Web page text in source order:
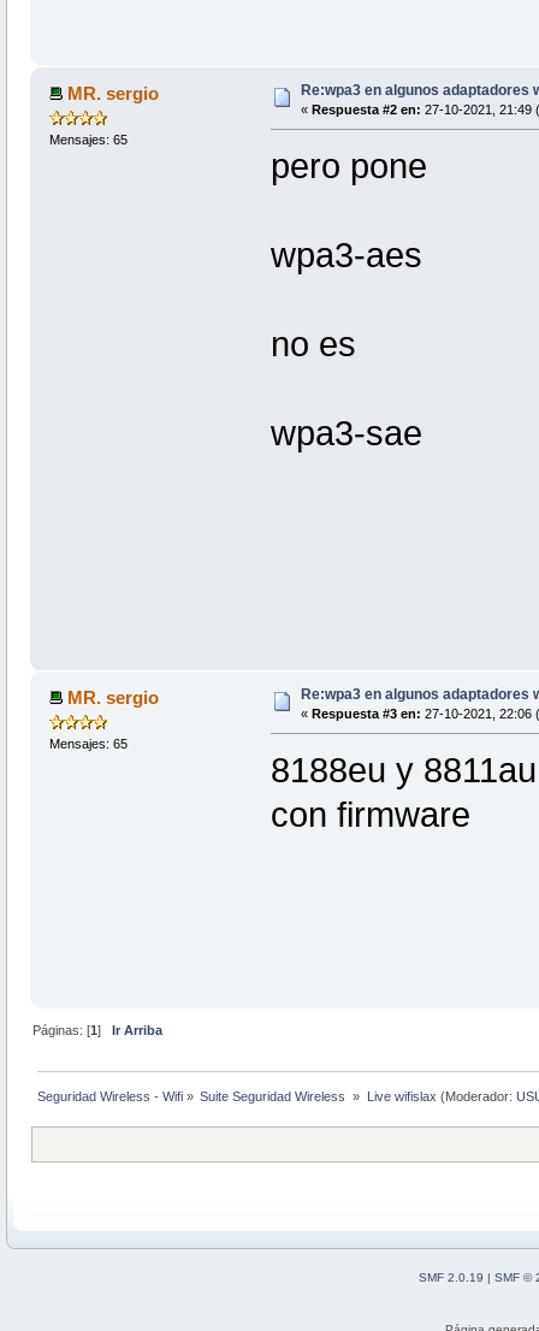
MR. sergio
Mensajes: 65
Re:wpa3 en algunos adaptadores
« Respuesta #2 en: 27-10-2021, 21:49
pero pone
wpa3-aes
no es
wpa3-sae
MR. sergio
Mensajes: 65
Re:wpa3 en algunos adaptadores
« Respuesta #3 en: 27-10-2021, 22:06
8188eu y
con firmware
Páginas: [1]Ir Arriba
Seguridad Wireless - Wifi » Suite Seguridad Wireless » Live wifislax (Moderador:
SMF 2.0.19 | SMF ©